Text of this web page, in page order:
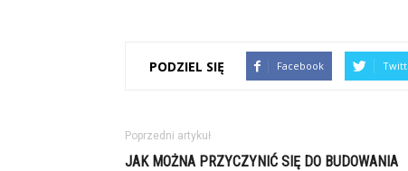
PODZIEL SIĘ Facebook
Poprzedni artykuł
JAK MOŻNA PRZYCZYNIĆ SIĘ DO BUDOWANIA